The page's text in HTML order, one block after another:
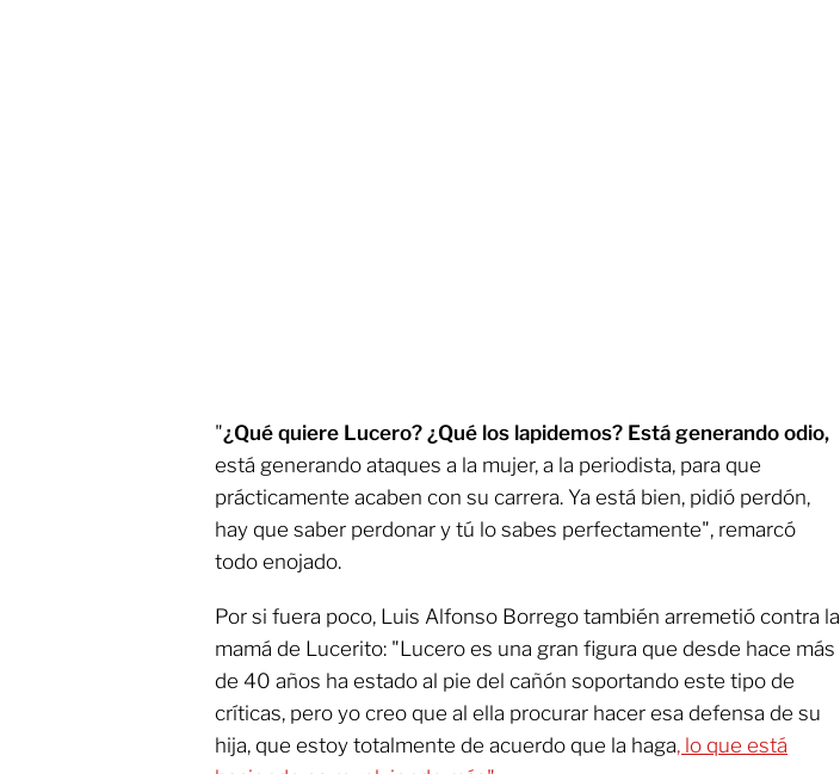
"¿Qué quiere Lucero? ¿Qué los lapidemos? Está generando odio,
está generando ataques a la mujer, a la periodista, para que
prácticamente acaben con su carrera. Ya está bien, pidió perdón,
hay que saber perdonar y tú lo sabes perfectamente", remarcó
todo enojado.
Por si fuera poco, Luis Alfonso Borrego también arremetió contra la
mamá de Lucerito: "Lucero es una gran figura que desde hace más
de 40 años ha estado al pie del cañón soportando este tipo de
críticas, pero yo creo que al ella procurar hacer esa defensa de su
hija, que estoy totalmente de acuerdo que la haga, lo que está